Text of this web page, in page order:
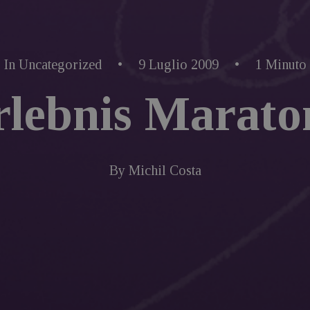
In Uncategorized • 9 Luglio 2009 • 1 Minuto
By Michil Costa